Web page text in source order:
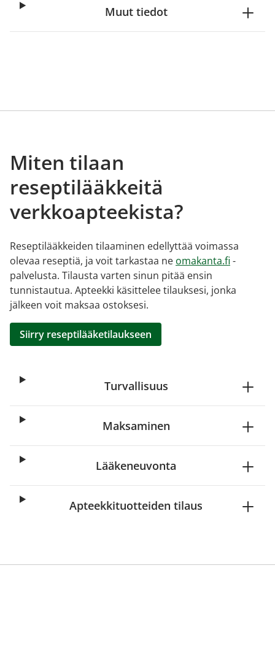
Muut tiedot
Miten tilaan
reseptilääkkeitä
verkkoapteekista?
Reseptilääkkeiden tilaaminen edellyttää voimassa
olevaa reseptiä, ja voit tarkastaa ne omakanta.fi -
palvelusta. Tilausta varten sinun pitää ensin
tunnistautua. Apteekki käsittelee tilauksesi, jonka
jälkeen voit maksaa ostoksesi.
Siirry reseptilääketilaukseen
Turvallisuus
Maksaminen
Lääkeneuvonta
Apteekkituotteiden tilaus